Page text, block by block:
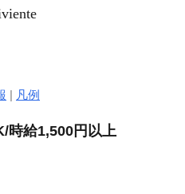
| 凡例
時給1,500円以上